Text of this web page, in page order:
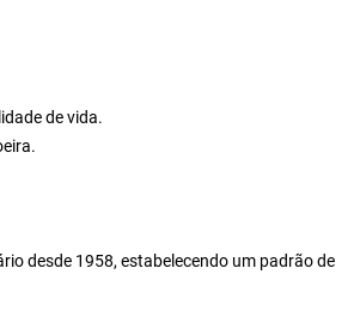
de vida.
desde 1958, estabelecendo um padrão de